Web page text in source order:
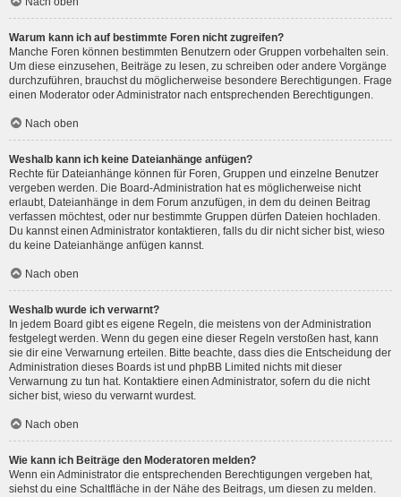
Warum kann ich auf bestimmte Foren nicht zugreifen?
Manche Foren können bestimmten Benutzern oder Gruppen vorbehalten sein.
Um diese einzusehen, Beiträge zu lesen, zu schreiben oder andere Vorgänge
durchzuführen, brauchst du möglicherweise besondere Berechtigungen. Frage
einen Moderator oder Administrator nach entsprechenden Berechtigungen.
Nach oben
Weshalb kann ich keine Dateianhänge anfügen?
Rechte für Dateianhänge können für Foren, Gruppen und einzelne Benutzer
vergeben werden. Die Board-Administration hat es möglicherweise nicht
erlaubt, Dateianhänge in dem Forum anzufügen, in dem du deinen Beitrag
verfassen möchtest, oder nur bestimmte Gruppen dürfen Dateien hochladen.
Du kannst einen Administrator kontaktieren, falls du dir nicht sicher bist, wieso
du keine Dateianhänge anfügen kannst.
Nach oben
Weshalb wurde ich verwarnt?
In jedem Board gibt es eigene Regeln, die meistens von der Administration
festgelegt werden. Wenn du gegen eine dieser Regeln verstoßen hast, kann
sie dir eine Verwarnung erteilen. Bitte beachte, dass dies die Entscheidung der
Administration dieses Boards ist und phpBB Limited nichts mit dieser
Verwarnung zu tun hat. Kontaktiere einen Administrator, sofern du die nicht
sicher bist, wieso du verwarnt wurdest.
Nach oben
Wie kann ich Beiträge den Moderatoren melden?
Wenn ein Administrator die entsprechenden Berechtigungen vergeben hat,
siehst du eine Schaltfläche in der Nähe des Beitrags, um diesen zu melden.